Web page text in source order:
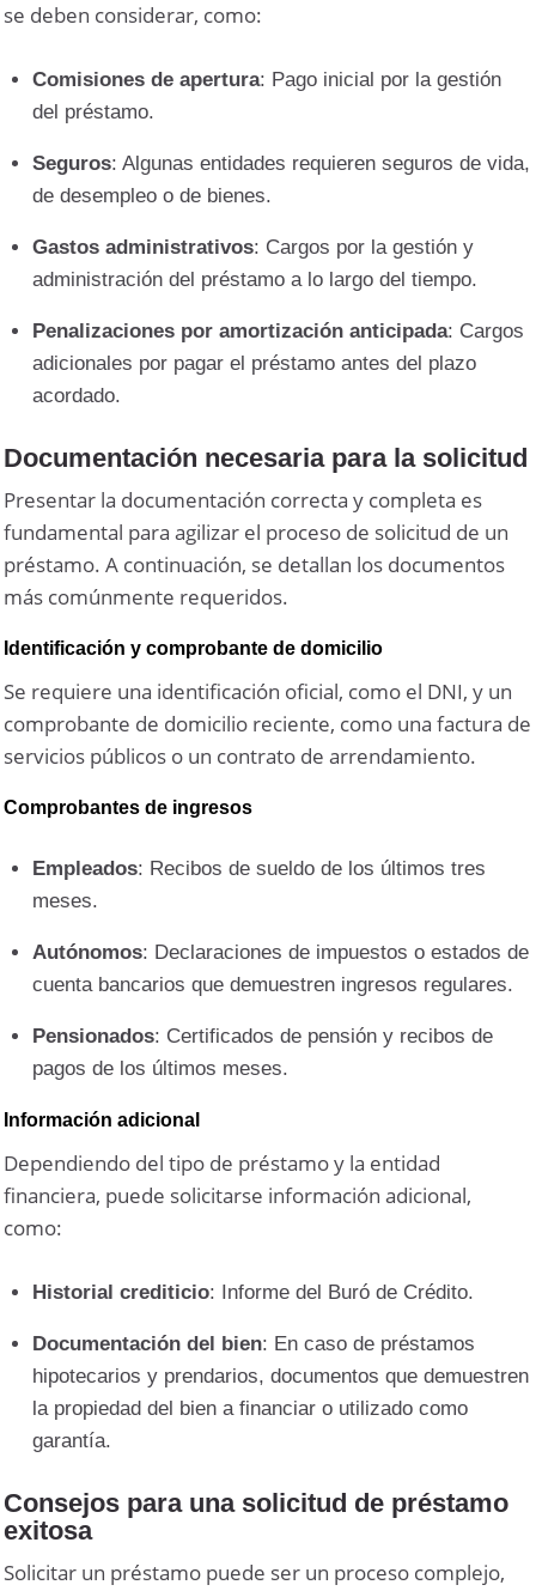
se deben considerar, como:
Comisiones de apertura: Pago inicial por la gestión
del préstamo.
Seguros: Algunas entidades requieren seguros de vida,
de desempleo o de bienes.
Gastos administrativos: Cargos por la gestión y
administración del préstamo a lo largo del tiempo.
Penalizaciones por amortización anticipada: Cargos
adicionales por pagar el préstamo antes del plazo
acordado.
Documentación necesaria para la solicitud
Presentar la documentación correcta y completa es
fundamental para agilizar el proceso de solicitud de un
préstamo. A continuación, se detallan los documentos
más comúnmente requeridos.
Identificación y comprobante de domicilio
Se requiere una identificación oficial, como el DNI, y un
comprobante de domicilio reciente, como una factura de
servicios públicos o un contrato de arrendamiento.
Comprobantes de ingresos
Empleados: Recibos de sueldo de los últimos tres
meses.
Autónomos: Declaraciones de impuestos o estados de
cuenta bancarios que demuestren ingresos regulares.
Pensionados: Certificados de pensión y recibos de
pagos de los últimos meses.
Información adicional
Dependiendo del tipo de préstamo y la entidad
financiera, puede solicitarse información adicional,
como:
Historial crediticio: Informe del Buró de Crédito.
Documentación del bien: En caso de préstamos
hipotecarios y prendarios, documentos que demuestren
la propiedad del bien a financiar o utilizado como
garantía.
Consejos para una solicitud de préstamo
exitosa
Solicitar un préstamo puede ser un proceso complejo,